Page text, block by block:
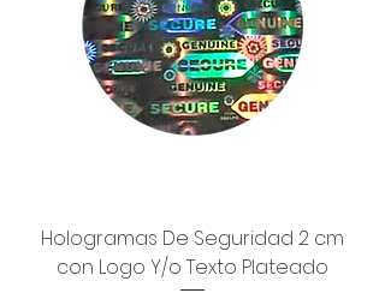
Hologramas De Seguridad 2 cm
con Logo Y/o Texto Plateado